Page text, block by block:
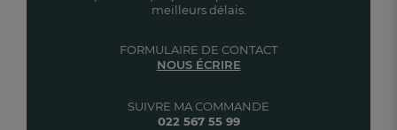
meilleurs délais.
SUIVRE MA COMMANDE
022 567 55 99
FORMULAIRE DE CONTACT
NOUS ÉCRIRE